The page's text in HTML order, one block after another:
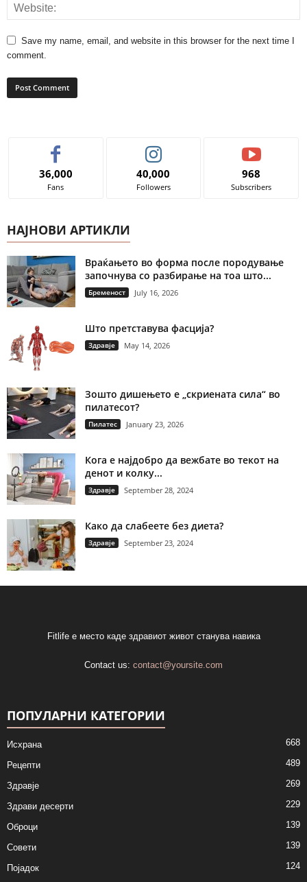
Save my name, email, and website in this browser for the next time I
comment.
36,000
Fans
40,000
Followers
968
Subscribers
НАЈНОВИ АРТИКЛИ
Враќањето во форма после породување
започнува со разбирање на тоа што...
Бременост July 16, 2026
Што претставува фасција?
Здравје May 14, 2026
Зошто дишењето е „скриената сила“ во
пилатесот?
Пилатес January 23, 2026
Кога е најдобро да вежбате во текот на
денот и колку...
Здравје September 28, 2024
Како да слабеете без диета?
Здравје September 23, 2024
Fitlife е место каде здравиот живот станува навика
Contact us: contact@yoursite.com
ПОПУЛАРНИ КАТЕГОРИИ
Исхрана 668
Рецепти 489
Здравје 269
Здрави десерти 229
Оброци 139
Совети 139
Појадок 124